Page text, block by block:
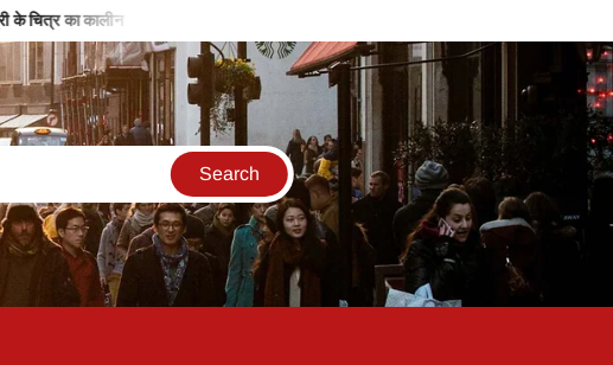
का कालीन बिरसा मुंडा की विरासत, हमें समाज के लिए काम करने के लिए करती है प्रोत्साहित-